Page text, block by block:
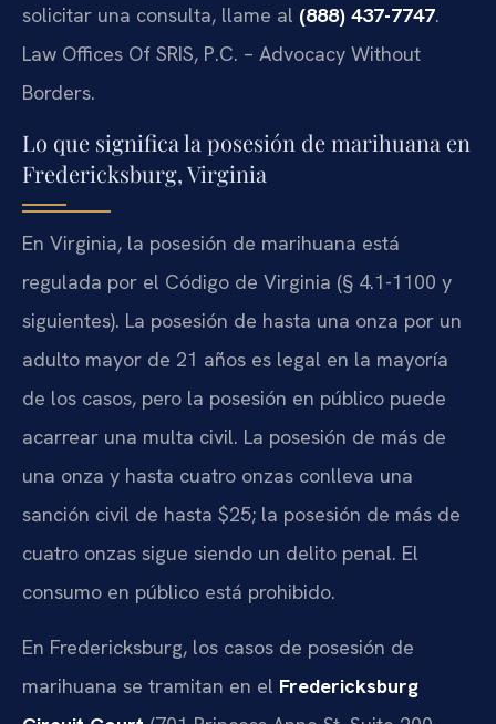
solicitar una consulta, llame al (888) 437-7747.
Law Offices Of SRIS, P.C. – Advocacy Without
Borders.
Lo que significa la posesión de marihuana en
Fredericksburg, Virginia
En Virginia, la posesión de marihuana está
regulada por el Código de Virginia (§ 4.1-1100 y
siguientes). La posesión de hasta una onza por un
adulto mayor de 21 años es legal en la mayoría
de los casos, pero la posesión en público puede
acarrear una multa civil. La posesión de más de
una onza y hasta cuatro onzas conlleva una
sanción civil de hasta $25; la posesión de más de
cuatro onzas sigue siendo un delito penal. El
consumo en público está prohibido.
En Fredericksburg, los casos de posesión de
marihuana se tramitan en el Fredericksburg